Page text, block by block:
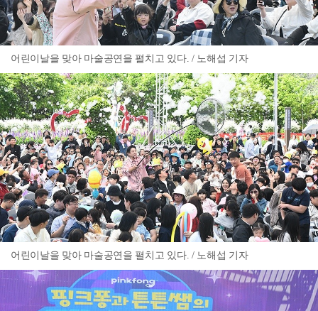
어린이날을 맞아 마술공연을 펼치고 있다. / 노해섭 기자
어린이날을 맞아 마술공연을 펼치고 있다. / 노해섭 기자